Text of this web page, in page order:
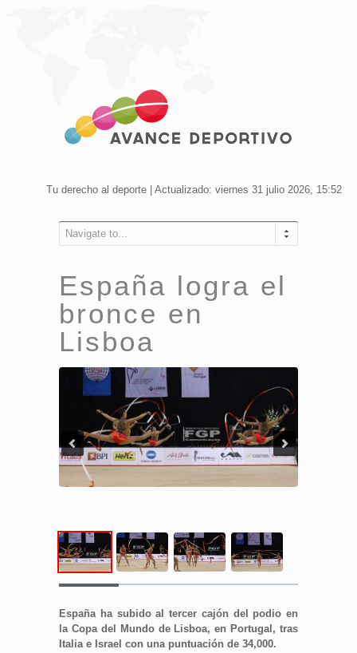
Tu derecho al deporte | Actualizado: viernes 31 julio 2026, 15:52
Navigate to...
España logra el
bronce en
Lisboa
España ha subido al tercer cajón del podio en
la Copa del Mundo de Lisboa, en Portugal, tras
Italia e Israel con una puntuación de 34,000.